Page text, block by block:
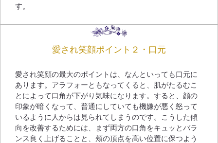
す。
愛され笑顔ポイント２・口元
愛され笑顔の最大のポイントは、なんといっても口元に
あります。アラフォーともなってくると、肌がたるむこ
とによって口角が下がり気味になります。すると、顔の
印象が暗くなって、普通にしていても機嫌が悪く怒って
いるように人からは見られてしまうのです。こうした傾
向を改善するためには、まず両方の口角をキュッとバラ
ンス良く上げることと、頬の頂点を高い位置に保つよう